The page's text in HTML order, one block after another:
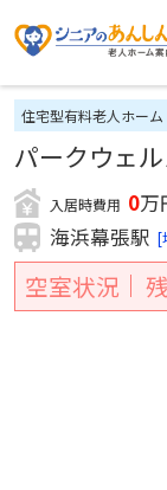
住宅型有料老人ホーム
パークウェ
入居時費用 0万
海浜幕張駅 [
空室状況